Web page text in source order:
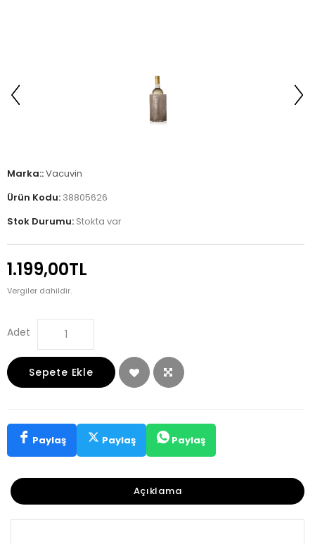
Marka::Vacuvin
Ürün Kodu: 38805626
Stok Durumu: Stokta var
1.199,00TL
Vergiler dahildir.
Adet
Sepete Ekle
Paylaş Paylaş Paylaş
Açıklama